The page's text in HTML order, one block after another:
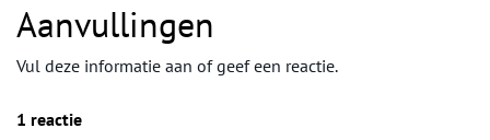
Aanvullingen
Vul deze informatie aan of geef een reactie.
1 reactie